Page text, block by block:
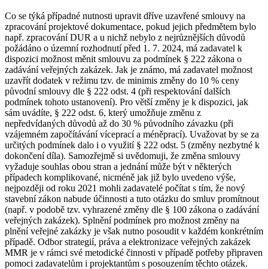
Co se týká případné nutnosti upravit dříve uzavřené smlouvy na
zpracování projektové dokumentace, pokud jejich předmětem bylo
např. zpracování DUR a u nichž nebylo z nejrůznějších důvodů
požádáno o územní rozhodnutí před 1. 7. 2024, má zadavatel k
dispozici možnost měnit smlouvu za podmínek § 222 zákona o
zadávání veřejných zakázek. Jak je známo, má zadavatel možnost
uzavřít dodatek v režimu tzv. de minimis změny do 10 % ceny
původní smlouvy dle § 222 odst. 4 (při respektování dalších
podmínek tohoto ustanovení). Pro větší změny je k dispozici, jak
sám uvádíte, § 222 odst. 6, který umožňuje změnu z
nepředvídaných důvodů až do 30 % původního závazku (při
vzájemném započítávání víceprací a méněprací). Uvažovat by se za
určitých podmínek dalo i o využití § 222 odst. 5 (změny nezbytné k
dokončení díla). Samozřejmě si uvědomuji, že změna smlouvy
vyžaduje souhlas obou stran a jednání může být v některých
případech komplikované, nicméně jak již bylo uvedeno výše,
nejpozději od roku 2021 mohli zadavatelé počítat s tím, že nový
stavební zákon nabude účinnosti a tuto otázku do smluv promítnout
(např. v podobě tzv. vyhrazené změny dle § 100 zákona o zadávání
veřejných zakázek). Splnění podmínek pro možnost změny na
plnění veřejné zakázky je však nutno posoudit v každém konkrétním
případě. Odbor strategií, práva a elektronizace veřejných zakázek
MMR je v rámci své metodické činnosti v případě potřeby připraven
pomoci zadavatelům i projektantům s posouzením těchto otázek.